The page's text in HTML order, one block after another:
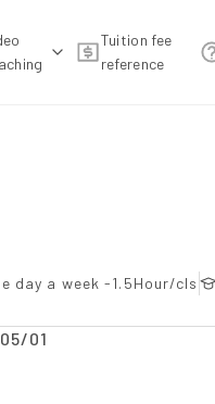
Tuition fee
reference
recommendation
day a week -1.5Hour/cls
01